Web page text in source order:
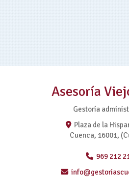
Asesoría
Gestoría
Plaza de la
Cuenca, 16001,
969 212
info